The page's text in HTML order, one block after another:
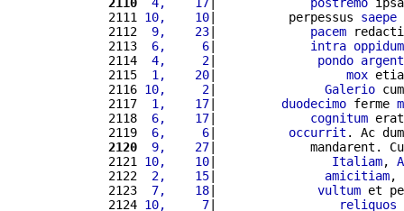
2111 10,    10|          perpessus saepe
2112
9,    23| pacem
2113
6,     6| intra oppidum
2114
4,     2| pondo
2115
1,    20| mox
2116 10,     2| Galerio
2117
1,    17| duodecimo ferme
2118
6,    17| cognitum
2119
6,     6| occurrit . Ac
2120
9,    27|             mandarent.
2121 10,    10| Italiam,
2122
2,    15| amicitiam,
2123
7,    18| vultum et
2124 10,     7|
reliquos